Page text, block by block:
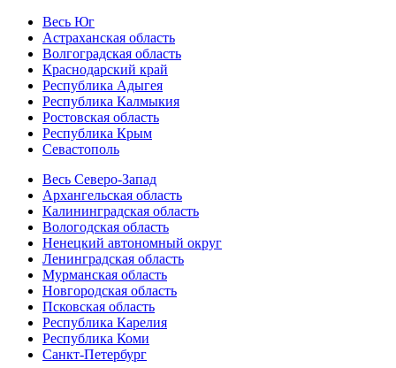
Весь Юг
Астраханская область
Волгоградская область
Краснодарский край
Республика Адыгея
Республика Калмыкия
Ростовская область
Республика Крым
Севастополь
Весь Северо-Запад
Архангельская область
Калининградская область
Вологодская область
Ненецкий автономный округ
Ленинградская область
Мурманская область
Новгородская область
Псковская область
Республика Карелия
Республика Коми
Санкт-Петербург